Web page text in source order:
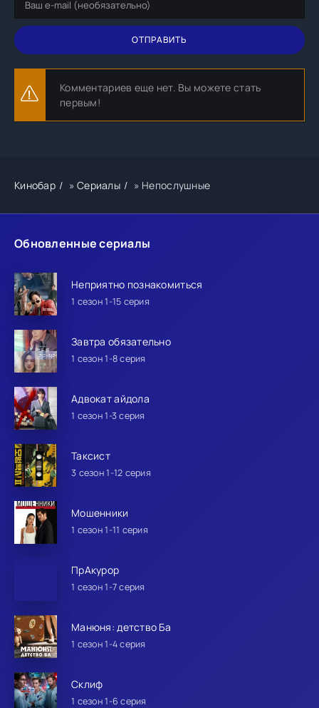
Обновленные сериалы
Неприятно познакомиться
1 сезон 1-15 серия
Завтра обязательно
1 сезон 1-8 серия
Адвокат айдола
1 сезон 1-3 серия
Таксист
3 сезон 1-12 серия
Мошенники
1 сезон 1-11 серия
ПрАкурор
1 сезон 1-7 серия
Манюня: детство Ба
1 сезон 1-4 серия
Склиф
1 сезон 1-6 серия
ОТПРАВИТЬ
Комментариев еще нет. Вы можете стать
первым!
Кинобар »Сериалы » Непослушные